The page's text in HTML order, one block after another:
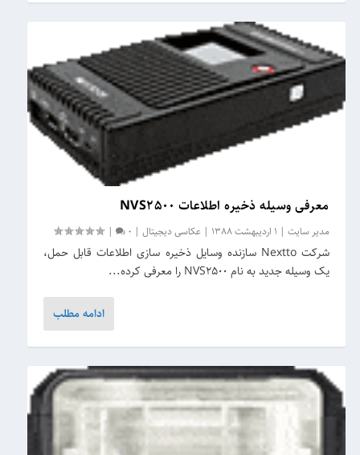
معرفی وسیله ذخیره اطلاعات NVS2500
مدیر سایت | 1 اردیبهشت 1388 |عکاسی دیجیتال |
0
|
شرکت Nextto سازنده وسایل ذخیره سازی اطلاعات قابل حمل،
یک وسیله جدید به نام NVS2500 را معرفی کرده...
ادامه مطلب